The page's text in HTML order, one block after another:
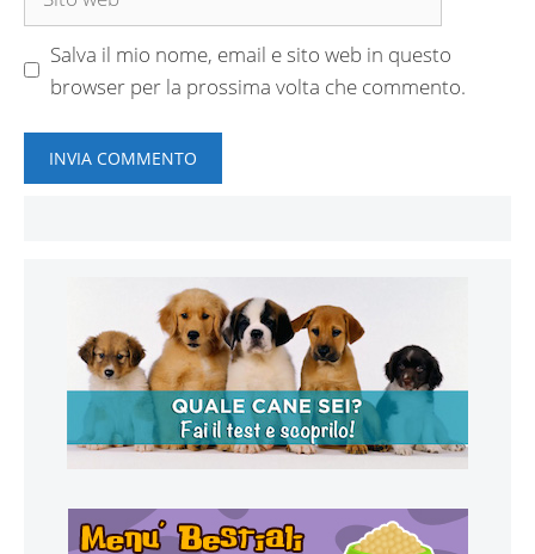
Salva il mio nome, email e sito web in questo
browser per la prossima volta che commento.